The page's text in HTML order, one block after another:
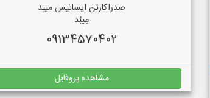
صدراکارتن ایساتیس میبد
مِیبُد
09134570402
مشاهده پروفایل